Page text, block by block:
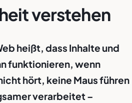
verstehen
heißt, dass Inhalte und
funktionieren, wenn
hört, keine Maus führen
verarbeitet –